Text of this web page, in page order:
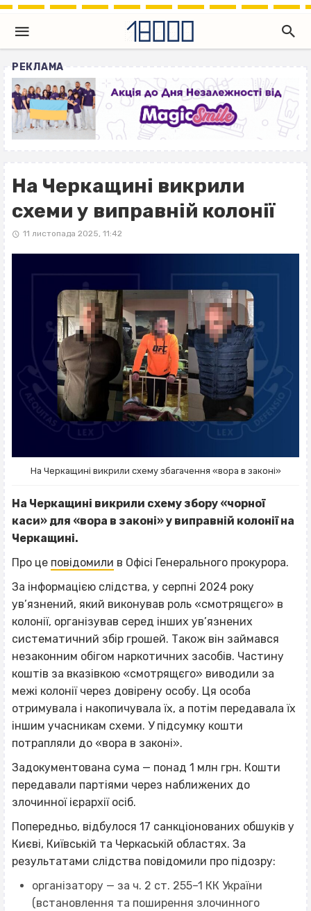
РЕКЛАМА
На Черкащині викрили
схеми у виправній колонії
11 листопада 2025, 11:42
На Черкащині викрили схему збагачення «вора в законі»
На Черкащині викрили схему збору «чорної
каси» для «вора в законі» у виправній колонії на
Черкащині.
Про це повідомили в Офісі Генерального прокурора.
За інформацією слідства, у серпні 2024 року
ув’язнений, який виконував роль «смотрящєго» в
колонії, організував серед інших ув’язнених
систематичний збір грошей. Також він займався
незаконним обігом наркотичних засобів. Частину
коштів за вказівкою «смотрящєго» виводили за
межі колонії через довірену особу. Ця особа
отримувала і накопичувала їх, а потім передавала їх
іншим учасникам схеми. У підсумку кошти
потрапляли до «вора в законі».
Задокументована сума — понад 1 млн грн. Кошти
передавали партіями через наближених до
злочинної ієрархії осіб.
Попередньо, відбулося 17 санкціонованих обшуків у
Києві, Київській та Черкаській областях. За
результатами слідства повідомили про підозру:
організатору — за ч. 2 ст. 255–1 КК України
(встановлення та поширення злочинного